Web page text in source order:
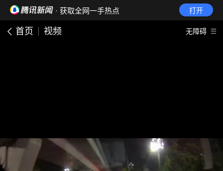
· 获取全网一手热点 打开
首页 视频 无障碍